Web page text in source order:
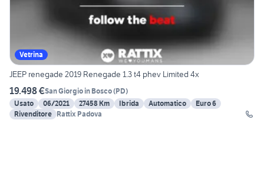
Vetrina
JEEP renegade 2019 Renegade 1.3 t4 phev Limited 4x
19.498 €San Giorgio in Bosco(PD)
Usato
06/2021 27458 Km Ibrida Automatico
Euro 6
Rivenditore Rattix Padova